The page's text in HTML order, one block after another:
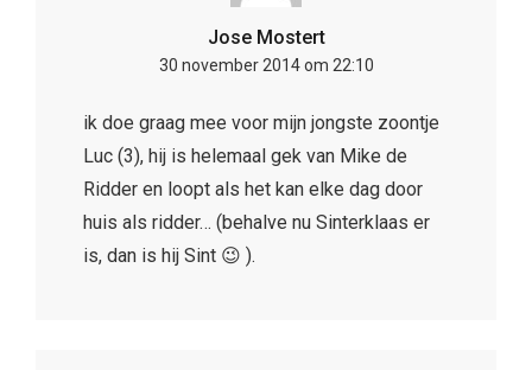
Jose Mostert
30 november 2014 om 22:10
ik doe graag mee voor mijn jongste zoontje
Luc (3), hij is helemaal gek van Mike de
Ridder en loopt als het kan elke dag door
huis als ridder… (behalve nu Sinterklaas er
is, dan is hij Sint 😉 ).